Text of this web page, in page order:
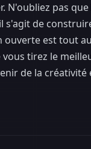
N'oubliez pas
s'agit de
est tout
tirez le
de la créativité